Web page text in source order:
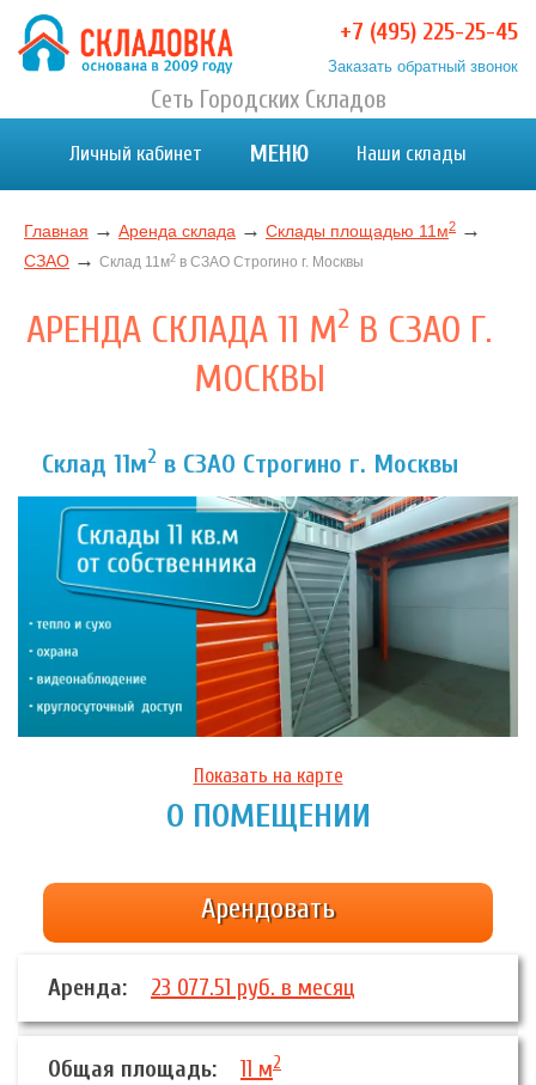
Хранение вещей в Москве и МО. Склад временного
Хранение вещей в Москве и МО. Склад временного хранения. Складовка
+7 (495) 225-25-45
Заказать обратный звонок
Сеть Городских Складов
Личный кабинет МЕНЮ Наши склады
Главная → Аренда склада → Склады площадью 11м2 →
СЗАО → Склад 11м2 в СЗАО Строгино г. Москвы
АРЕНДА СКЛАДА 11 М2 В СЗАО Г.
МОСКВЫ
Склад 11м2 в СЗАО Строгино г. Москвы
Показать на карте
О ПОМЕЩЕНИИ
Арендовать
Аренда: 23 077.51 руб. в месяц
Общая площадь: 11 м2